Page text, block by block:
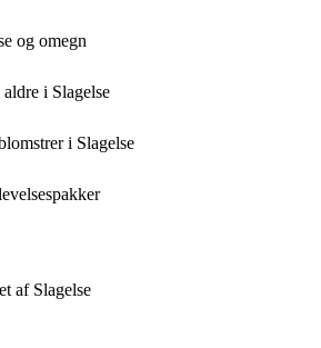
og omegn
i Slagelse
i Slagelse
af Slagelse